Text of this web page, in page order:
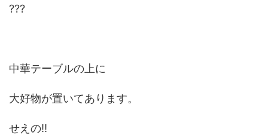
???
中華テーブルの上に
大好物が置いてあります。
せえの‼️